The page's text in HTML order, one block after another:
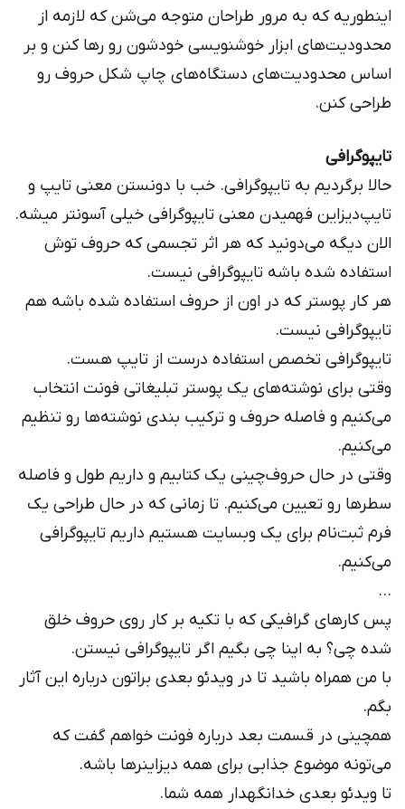
اینطوریه که به مرور طراحان متوجه می‌شن که لازمه از
محدودیت‌های ابزار خوشنویسی خودشون رو رها کنن و بر
اساس محدودیت‌های دستگاه‌های چاپ شکل حروف رو
طراحی کنن.
تایپوگرافی
حالا برگردیم به تایپوگرافی. خب با دونستن معنی تایپ و
تایپ‌دیزاین فهمیدن معنی تایپوگرافی خیلی آسونتر میشه.
الان دیگه می‌دونید که هر اثر تجسمی که حروف توش
استفاده شده باشه تایپوگرافی نیست.
هر کار پوستر که در اون از حروف استفاده شده باشه هم
تایپوگرافی نیست.
تایپوگرافی تخصص استفاده درست از تایپ هست.
وقتی برای نوشته‌های یک پوستر تبلیغاتی فونت انتخاب
می‌کنیم و فاصله حروف و ترکیب بندی نوشته‌ها رو تنظیم
می‌کنیم.
وقتی در حال حروف‌چینی یک کتابیم و داریم طول و فاصله
سطرها رو تعیین می‌کنیم. تا زمانی که در حال طراحی یک
فرم ثبت‌نام برای یک وبسایت هستیم داریم تایپوگرافی
می‌کنیم.
…
پس کارهای گرافیکی که با تکیه بر کار روی حروف خلق
شده چی؟ به اینا چی بگیم اگر تایپوگرافی نیستن.
با من همراه باشید تا در ویدئو بعدی براتون درباره این آثار
بگم.
همچینی در قسمت بعد درباره فونت خواهم گفت که
می‌تونه موضوع جذابی برای همه دیزاینر‌ها باشه.
تا ویدئو بعدی خدانگهدار همه شما.